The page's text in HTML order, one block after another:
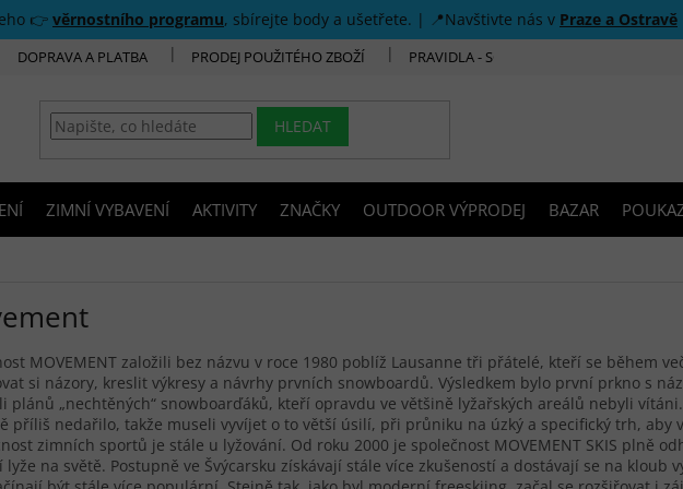
👉 věrnostního programu, sbírejte body a ušetřete. | 📍Navštivte nás v Praze a Ostravě
DOPRAVA A PLATBA PRODEJ POUŽITÉHO ZBOŽÍ PRAVIDLA - SOUTĚŽE
HLEDAT
ZIMNÍ VYBAVENÍ AKTIVITY ZNAČKY OUTDOOR VÝPRODEJ BAZAR
MOVEMENT založili bez názvu v roce 1980 poblíž Lausanne tři přátelé, kteří se během
si názory, kreslit výkresy a návrhy prvních snowboardů. Výsledkem bylo první prkno s
plánů „nechtěných“ snowboarďáků, kteří opravdu ve většině lyžařských areálů nebyli
příliš nedařilo, takže museli vyvíjet o to větší úsilí, při průniku na úzký a specifický trh, aby
zimních sportů je stále u lyžování. Od roku 2000 je společnost MOVEMENT SKIS plně
lyže na světě. Postupně ve Švýcarsku získávají stále více zkušeností a dostávají se na kloub